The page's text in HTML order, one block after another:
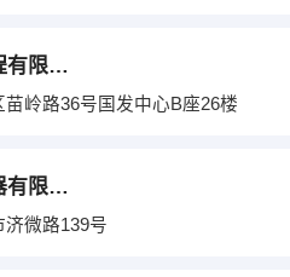
青岛登科市政工程有限公司
岭路36号国发中心B座26楼
济南信诺电子仪器有限公司
微路139号